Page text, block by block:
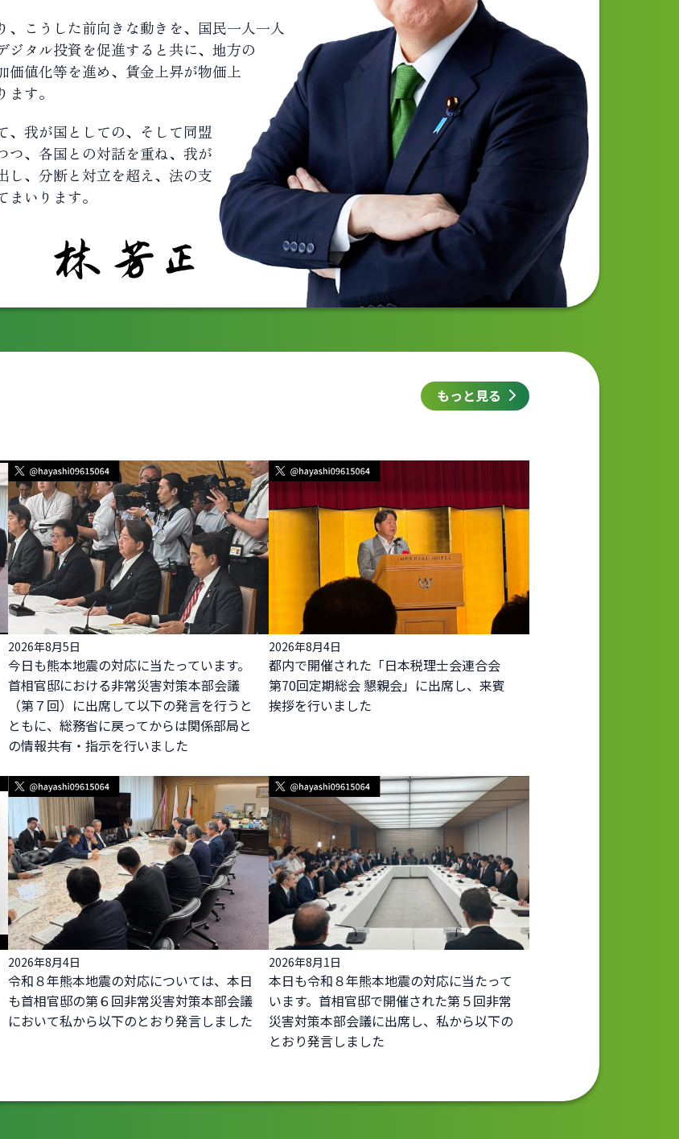
こうした前向きな動きを、国民一人一人
ジタル投資を促進すると共に、地方の
価値化等を進め、賃金上昇が物価上
す。
、我が国としての、そして同盟
つ、各国との対話を重ね、我が
し、分断と対立を超え、法の支
いります。
もっと見る
2026年8月5日
今日も熊本地震の対応に当たっています。
首相官邸における非常災害対策本部会議
（第７回）に出席して以下の発言を行うと
ともに、総務省に戻ってからは関係部局と
の情報共有・指示を行いました
2026年8月4日
都内で開催された「日本税理士会連合会
第70回定期総会 懇親会」に出席し、来賓
挨拶を行いました
2026年8月4日
令和８年熊本地震の対応については、本日
も首相官邸の第６回非常災害対策本部会議
において私から以下のとおり発言しました
2026年8月1日
本日も令和８年熊本地震の対応に当たって
います。首相官邸で開催された第５回非常
災害対策本部会議に出席し、私から以下の
とおり発言しました